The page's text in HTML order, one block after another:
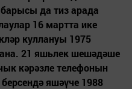
барысы да тиз арада
16 мартта ике
куллануы 1975
21 яшьлек шешәдәше
кәрәзле телефонын
яшәүче 1988